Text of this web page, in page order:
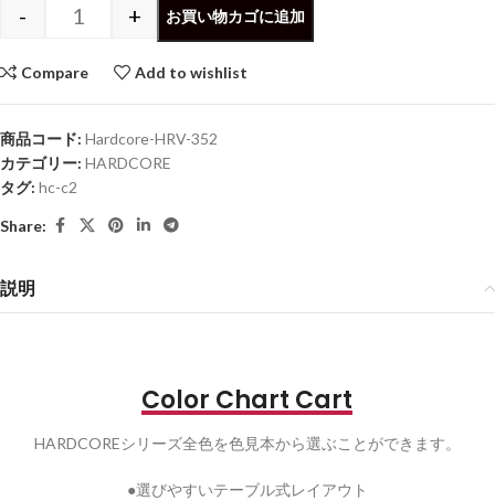
- + お買い物カゴに追加
Compare Add to wishlist
商品コード: Hardcore-HRV-352
カテゴリー: HARDCORE
タグ: hc-c2
Share:
説明
Color Chart Cart
HARDCOREシリーズ全色を色見本から選ぶことができます。
●選びやすいテーブル式レイアウト